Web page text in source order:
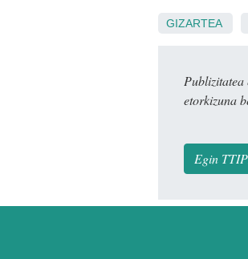
GIZARTEA
Publizitatea
etorkizuna
Egin